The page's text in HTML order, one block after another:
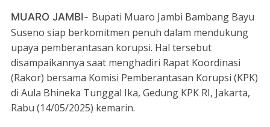
MUARO JAMBI- Bupati Muaro Jambi Bambang Bayu
Suseno siap berkomitmen penuh dalam mendukung
upaya pemberantasan korupsi. Hal tersebut
disampaikannya saat menghadiri Rapat Koordinasi
(Rakor) bersama Komisi Pemberantasan Korupsi (KPK)
di Aula Bhineka Tunggal Ika, Gedung KPK RI, Jakarta,
Rabu (14/05/2025) kemarin.